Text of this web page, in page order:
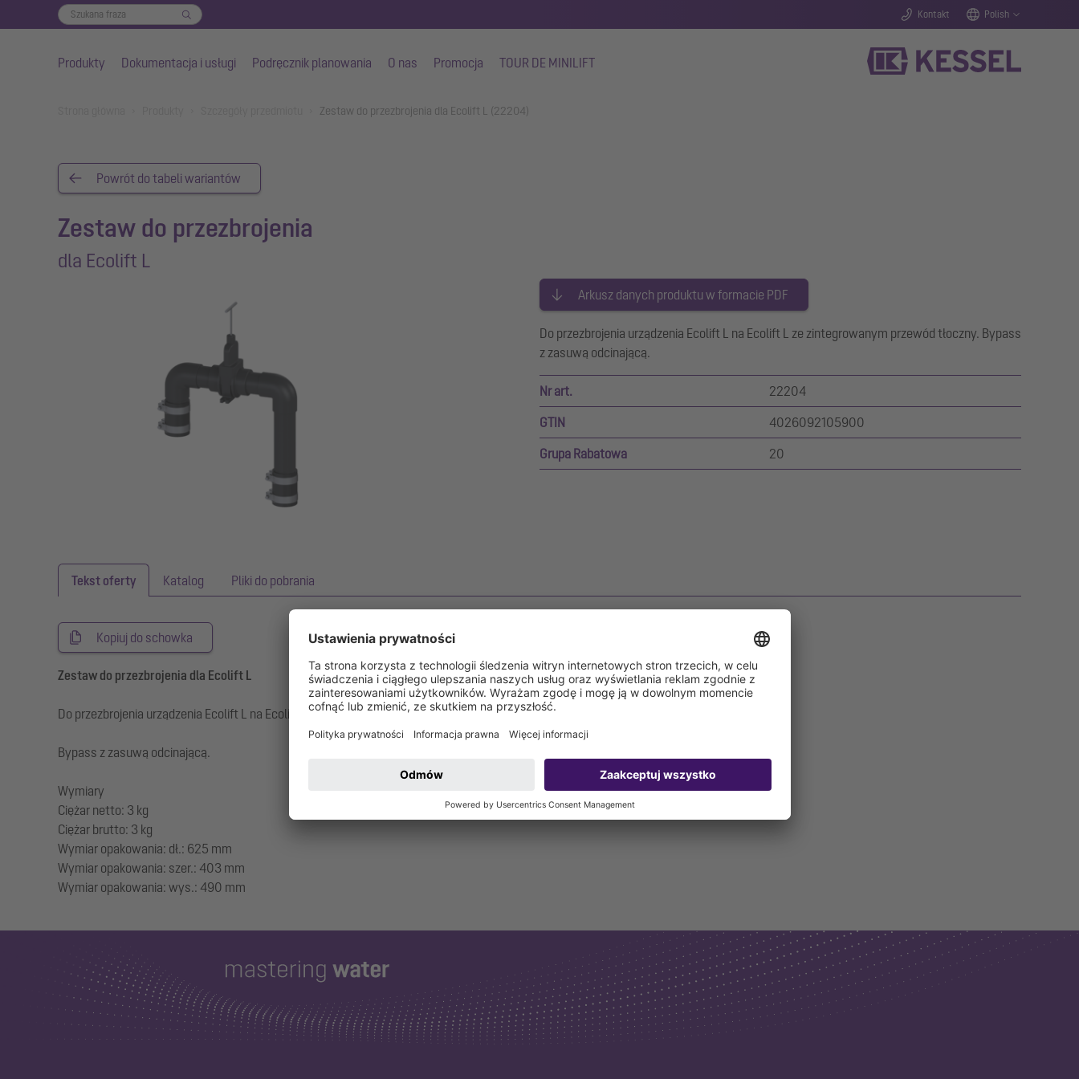
Kontakt Polish
Produkty Dokumentacja i usługi Podręcznik planowania O nas Promocja TOUR DE MINILIFT
Zestaw do przezbrojenia dla Ecolift L (22204)
Powrót do tabeli wariantów
Zestaw do przezbrojenia
dla Ecolift L
Arkusz danych produktu w formacie PDF
Do przezbrojenia urządzenia Ecolift L na Ecolift L ze zintegrowanym przewód tłoczny. Bypass
z zasuwą odcinającą.
Nr art. 22204
GTIN 4026092105900
Grupa Rabatowa 20
Tekst oferty Katalog Pliki do pobrania
Kopiuj do schowka
Zestaw do przezbrojenia dla Ecolift L
Do przezbrojenia urządzenia Ecolift L na Ecolift L ze zintegrowanym przewód tłoczny.
Bypass z zasuwą odcinającą.
Wymiary
Ciężar netto: 3 kg
Ciężar brutto: 3 kg
Wymiar opakowania: dł.: 625 mm
Wymiar opakowania: szer.: 403 mm